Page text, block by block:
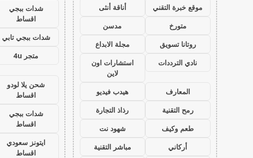
موقع خبرة التقني
أناقة أنثى
متورخ
مدسن
روتانا تسويق
مجلة الابداع
نادي الترددات
استشارات اون
لاين
المعارف
هيدب فيديو
رمح التقنية
رذاذ التجارة
طعم وكيف
شهود نت
أركاني
مباشر التقنية
شدات ببجي
اقساط
شدات ببجي تابي
متجر 4u
شحن يلا لودو
اقساط
شدات ببجي
اقساط
ايتونز سعودي
اقساط